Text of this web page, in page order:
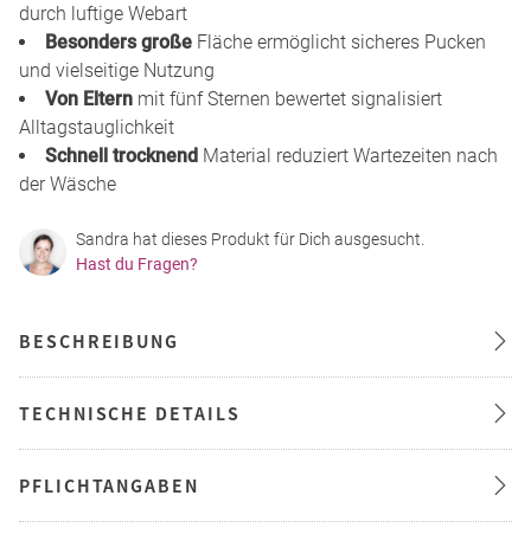
durch luftige Webart
Besonders große Fläche ermöglicht sicheres Pucken
und vielseitige Nutzung
Von Eltern mit fünf Sternen bewertet signalisiert
Alltagstauglichkeit
Schnell trocknend Material reduziert Wartezeiten nach
der Wäsche
Sandra hat dieses Produkt für Dich ausgesucht.
Hast du Fragen?
BESCHREIBUNG
TECHNISCHE DETAILS
PFLICHTANGABEN